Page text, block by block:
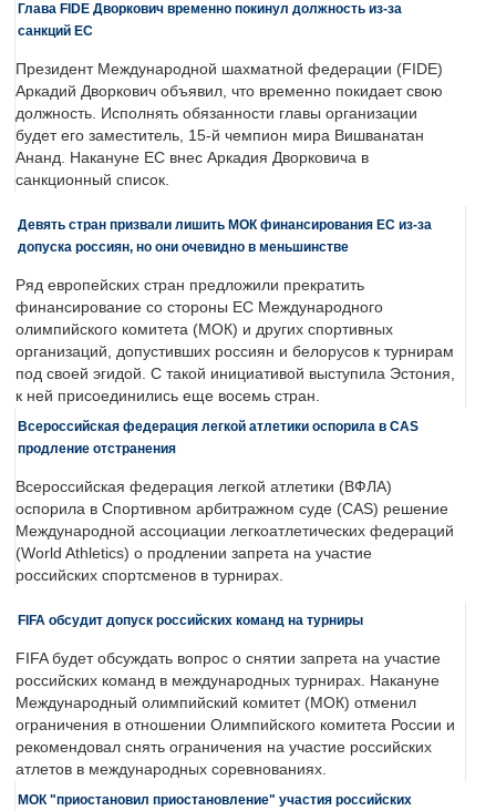
Глава FIDE Дворкович временно покинул должность из-за
санкций ЕС
Президент Международной шахматной федерации (FIDE)
Аркадий Дворкович объявил, что временно покидает свою
должность. Исполнять обязанности главы организации
будет его заместитель, 15-й чемпион мира Вишванатан
Ананд. Накануне ЕС внес Аркадия Дворковича в
санкционный список.
Девять стран призвали лишить МОК финансирования ЕС из-за
допуска россиян, но они очевидно в меньшинстве
Ряд европейских стран предложили прекратить
финансирование со стороны ЕС Международного
олимпийского комитета (МОК) и других спортивных
организаций, допустивших россиян и белорусов к турнирам
под своей эгидой. С такой инициативой выступила Эстония,
к ней присоединились еще восемь стран.
Всероссийская федерация легкой атлетики оспорила в CAS
продление отстранения
Всероссийская федерация легкой атлетики (ВФЛА)
оспорила в Спортивном арбитражном суде (CAS) решение
Международной ассоциации легкоатлетических федераций
(World Athletics) о продлении запрета на участие
российских спортсменов в турнирах.
FIFA обсудит допуск российских команд на турниры
FIFA будет обсуждать вопрос о снятии запрета на участие
российских команд в международных турнирах. Накануне
Международный олимпийский комитет (МОК) отменил
ограничения в отношении Олимпийского комитета России и
рекомендовал снять ограничения на участие российских
атлетов в международных соревнованиях.
МОК "приостановил приостановление" участия российских